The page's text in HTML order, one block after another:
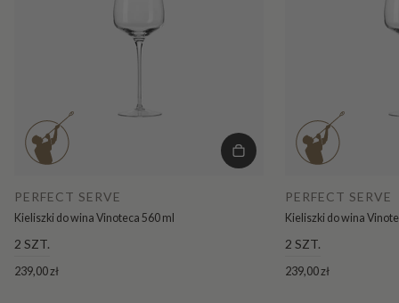
PERFECT SERVE
Kieliszki do wina Vinoteca 560 ml
2 SZT.
239,00 zł
PERFECT SERVE
Kieliszki do wina
2 SZT.
239,00 zł